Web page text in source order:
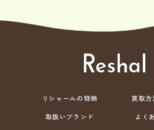
リシャールの特徴
買取
取扱いブランド
よく